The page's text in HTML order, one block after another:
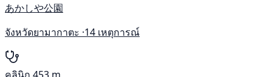
あかしや公園
จังหวัดยามากาตะ ·14 เหตุการณ์